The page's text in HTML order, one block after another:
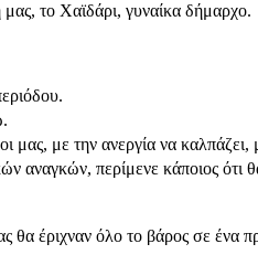
το Χαϊδάρι, γυναίκα δήμαρχο.
μας, με την ανεργία να καλπάζει,
αναγκών, περίμενε κάποιος ότι
θα έριχναν όλο το βάρος σε ένα